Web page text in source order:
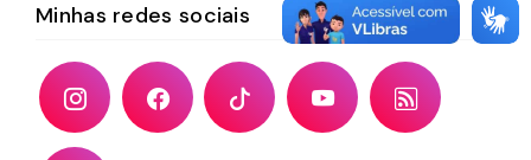
Minhas redes sociais